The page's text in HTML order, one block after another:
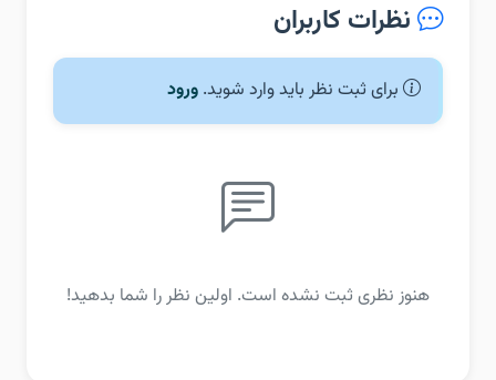
نظرات کاربران
برای ثبت نظر باید وارد شوید. ورود
هنوز نظری ثبت نشده است. اولین نظر را شما بدهید!